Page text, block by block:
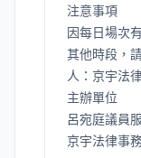
注意事項
因每日場次
其他時段，
人：京宇法
主辦單位
呂宛庭議員
京宇法律事